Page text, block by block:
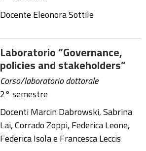
Docente Eleonora Sottile
Laboratorio “Governance,
policies and stakeholders”
Corso/laboratorio dottorale
2° semestre
Docenti Marcin Dabrowski, Sabrina
Lai, Corrado Zoppi, Federica Leone,
Federica Isola e Francesca Leccis